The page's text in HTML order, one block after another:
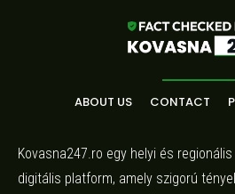
ABOUT US CONTACT
Kovasna247.ro egy helyi és
digitális platform, amely szigorú